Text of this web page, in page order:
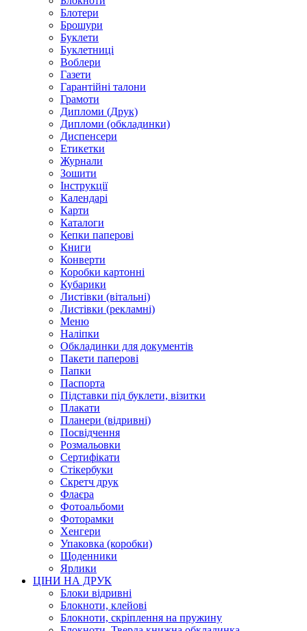
Блотери
Брошури
Буклети
Буклетниці
Воблери
Газети
Гарантійні талони
Грамоти
Дипломи (Друк)
Дипломи (обкладинки)
Диспенсери
Етикетки
Журнали
Зошити
Інструкції
Календарі
Карти
Каталоги
Кепки паперові
Книги
Конверти
Коробки картонні
Кубарики
Листівки (вітальні)
Листівки (рекламні)
Меню
Наліпки
Обкладинки для документів
Пакети паперові
Папки
Паспорта
Підставки під буклети, візитки
Плакати
Планери (відривні)
Посвідчення
Розмальовки
Сертифікати
Стікербуки
Скретч друк
Флаєра
Фотоальбоми
Фоторамки
Хенгери
Упаковка (коробки)
Щоденники
Ярлики
ЦІНИ НА ДРУК
Блоки відривні
Блокноти, клейові
Блокноти, скріплення на пружину